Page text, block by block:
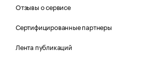
Отзывы о сервисе
Сертифицированные партнеры
Лента публикаций